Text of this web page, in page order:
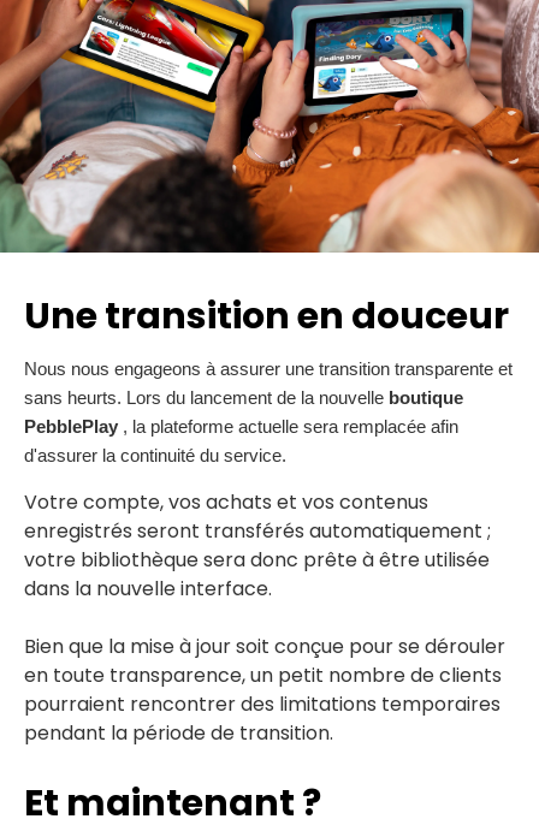
Une transition en douceur
Nous nous engageons à assurer une transition transparente et
sans heurts. Lors du lancement de la nouvelle boutique
PebblePlay , la plateforme actuelle sera remplacée afin
d'assurer la continuité du service.
Votre compte, vos achats et vos contenus
enregistrés seront transférés automatiquement ;
votre bibliothèque sera donc prête à être utilisée
dans la nouvelle interface.
Bien que la mise à jour soit conçue pour se dérouler
en toute transparence, un petit nombre de clients
pourraient rencontrer des limitations temporaires
pendant la période de transition.
Et maintenant ?